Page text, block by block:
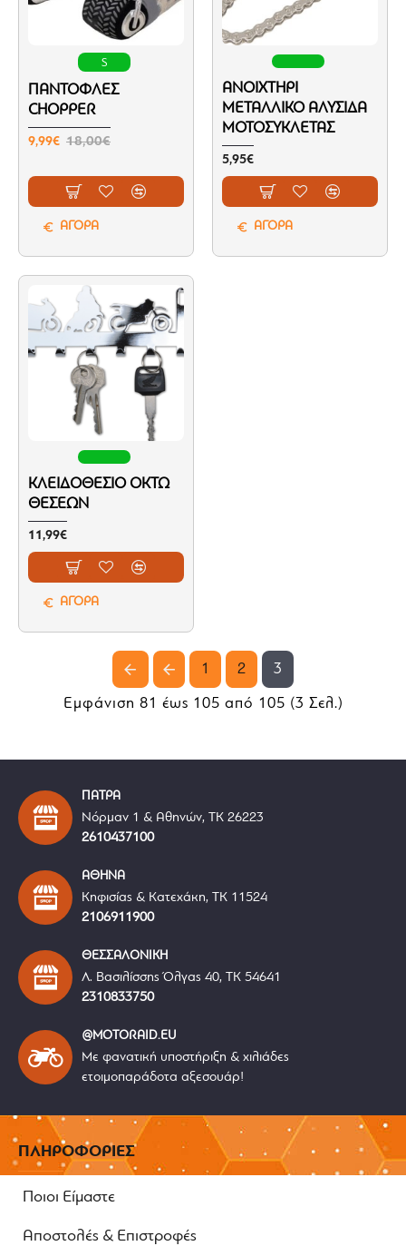
S
ΠΑΝΤΌΦΛΕΣ
CHOPPER
9,99€ 18,00€
ΑΓΟΡΑ
ΑΝΟΙΧΤΉΡΙ
ΜΕΤΑΛΛΙΚΌ ΑΛΥΣΊΔΑ
ΜΟΤΟΣΥΚΛΈΤΑΣ
5,95€
ΑΓΟΡΑ
ΚΛΕΙΔΟΘΈΣΙΟ ΟΚΤΏ
ΘΈΣΕΩΝ
11,99€
ΑΓΟΡΑ
1 2 3
Εμφάνιση 81 έως 105 από 105 (3 Σελ.)
ΠΑΤΡΑ
Νόρμαν 1 & Αθηνών, ΤΚ 26223
2610437100
ΑΘΗΝΑ
Κηφισίας & Κατεχάκη, ΤΚ 11524
2106911900
ΘΕΣΣΑΛΟΝΙΚΗ
Λ. Βασιλίσσης Όλγας 40, ΤΚ 54641
2310833750
@MOTORAID.EU
Με φανατική υποστήριξη & χιλιάδες
ετοιμοπαράδοτα αξεσουάρ!
ΠΛΗΡΟΦΟΡΙΕΣ
Ποιοι Είμαστε
Αποστολές & Επιστροφές